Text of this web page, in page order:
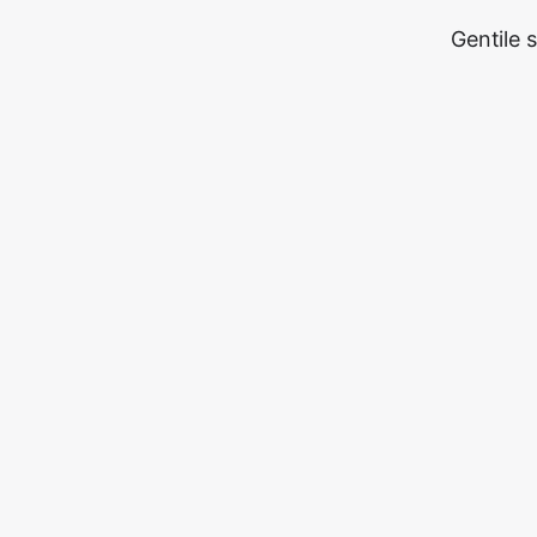
Gentile